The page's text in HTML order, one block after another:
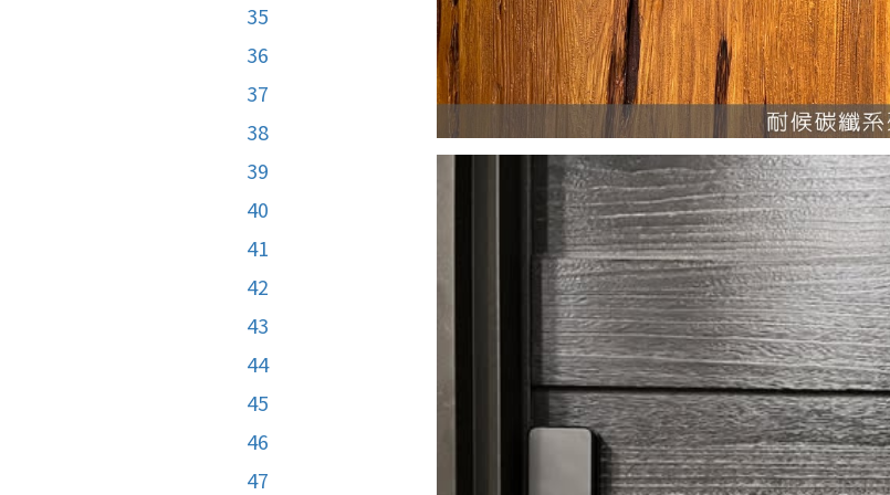
35
36
37
38
39
40
41
42
43
44
45
46
47